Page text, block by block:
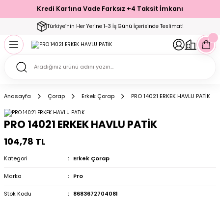
Kredi Kartına Vade Farksız +4 Taksit İmkanı
Türkiye’nin Her Yerine 1-3 İş Günü İçerisinde Teslimat!
Geri Dön
Geri Dön
Geri Dön
Geri Dön
Setler
Geri Dön
Geri Dön
Geri Dön
Çorap
Geri Dön
Geri Dön
Anasayfa Çorap Erkek Çorap PRO 14021 ERKEK HAVLU PATİK
PRO 14021 ERKEK HAVLU PATİK
104,78 TL
Kategori Erkek Çorap
Marka Pro
Stok Kodu 8683672704081